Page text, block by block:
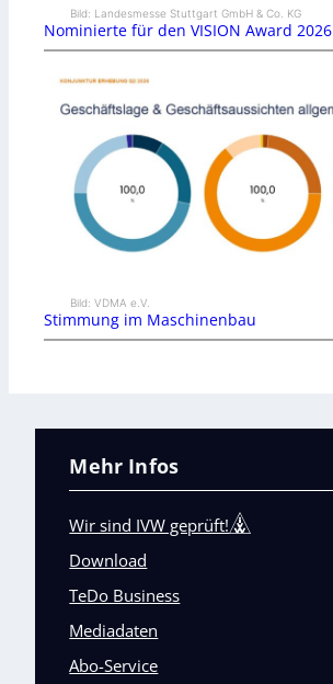
Bild: Landesmesse Stuttgart GmbH & Co. KG
Nominierte für den VISION Award 2026
Bild: VDMA e.V.
Stimmung im Maschinenbau
Mehr Infos
Wir sind IVW geprüft!
Download
TeDo Business
Mediadaten
Abo-Service